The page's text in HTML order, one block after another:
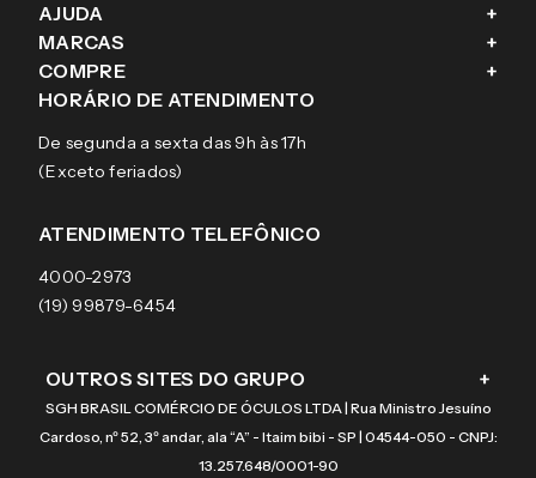
Fale conosco
Blog
Sobre a eÓtica
Aviso de privacidade
Termos e condições de uso
AJUDA +
Como comprar
Trocas e Devoluções
Pagamentos
Garantias
MARCAS +
Ray-Ban
Tecnol
Arnette
Burberry
COMPRE +
Óculos de sol
Lentes de contato
HORÁRIO DE ATENDIMENTO
De segunda a sexta das 9h às 17h
(Exceto feriados)
ATENDIMENTO TELEFÔNICO
4000-2973
(19) 99879-6454
OUTROS SITES DO GRUPO +
SGH BRASIL COMÉRCIO DE ÓCULOS LTDA | Rua Ministro Jesuíno
Cardoso, nº 52, 3º andar, ala “A” - Itaim bibi - SP | 04544-050 - CNPJ:
13.257.648/0001-90